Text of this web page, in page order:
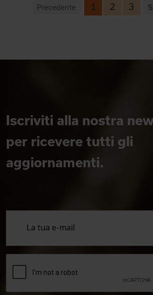
Precedente 1 2 3
Iscriviti alla nostra
per ricevere tutti gli
aggiornamenti.